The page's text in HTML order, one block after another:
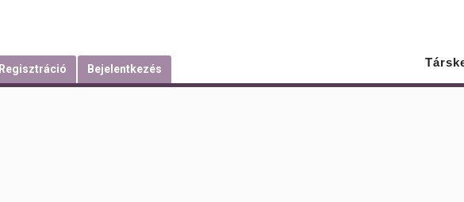
Regisztráció Bejelentkezés